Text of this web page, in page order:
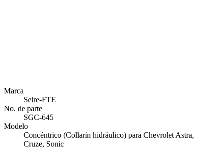
Marca
Seire-FTE
No. de parte
SGC-645
Modelo
Concéntrico (Collarín hidráulico) para Chevrolet Astra,
Cruze, Sonic